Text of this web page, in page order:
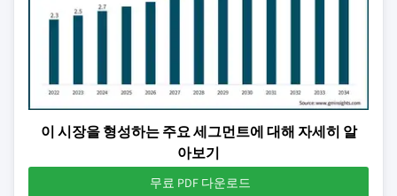
이 시장을 형성하는 주요 세그먼트에 대해 자세히 알
아보기
무료 PDF 다운로드